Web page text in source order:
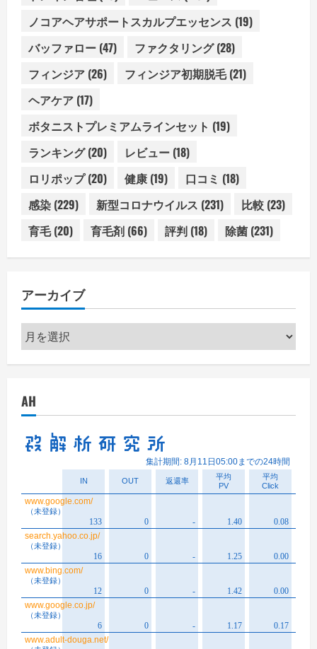
ノコアヘアサポートスカルプエッセンス (19)
バッファロー (47) ファクタリング(28)
フィンジア (26) フィンジア初期脱毛(21)
ヘアケア (17)
ボタニストプレミアムラインセット (19)
ランキング(20) レビュー (18)
ロリポップ(20) 健康 (19) 口コミ (18)
感染 (229) 新型コロナウイルス (231) 比較 (23)
育毛(20) 育毛剤 (66) 評判 (18) 除菌 (231)
アーカイブ
ア
ー
ブ
AH